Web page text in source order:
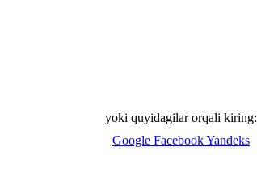
yoki quyidagilar orqali kiring:
Google FacebookYandeks